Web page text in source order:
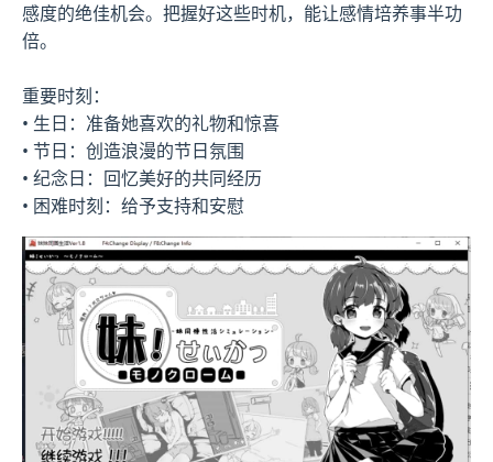
感度的绝佳机会。把握好这些时机，能让感情培养事半功
倍。
重要时刻：
• 生日：准备她喜欢的礼物和惊喜
• 节日：创造浪漫的节日氛围
• 纪念日：回忆美好的共同经历
• 困难时刻：给予支持和安慰